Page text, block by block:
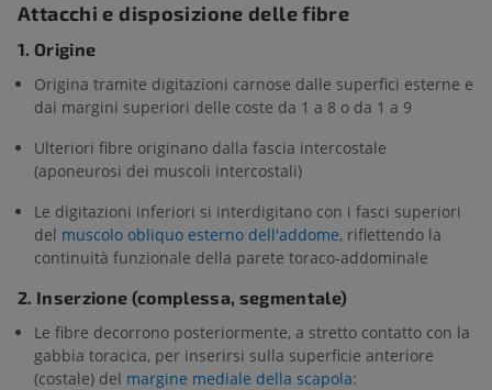
Attacchi e disposizione delle fibre
1. Origine
Origina tramite digitazioni carnose dalle superfici esterne e
dai margini superiori delle coste da 1 a 8 o da 1 a 9
Ulteriori fibre originano dalla fascia intercostale
(aponeurosi dei muscoli intercostali)
Le digitazioni inferiori si interdigitano con i fasci superiori
del muscolo obliquo esterno dell'addome, riflettendo la
continuità funzionale della parete toraco-addominale
2. Inserzione (complessa, segmentale)
Le fibre decorrono posteriormente, a stretto contatto con la
gabbia toracica, per inserirsi sulla superficie anteriore
(costale) del margine mediale della scapola: